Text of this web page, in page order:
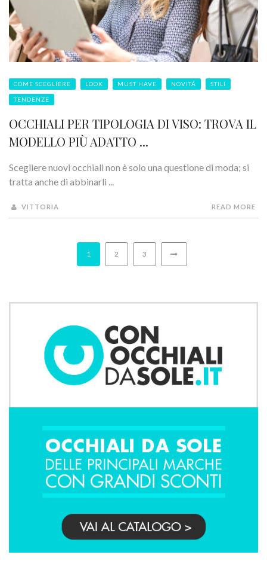
COME SCEGLIERE LOOK MUST HAVE NOVITÁ STILI
TENDENZE
OCCHIALI PER TIPOLOGIA DI VISO: TROVA IL
MODELLO PIÙ ADATTO ...
Scegliere nuovi occhiali non è solo una questione di moda; si
tratta anche di abbinarli ...
VITTORIA READ MORE
1 2 3